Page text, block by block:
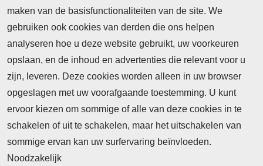
maken van de basisfunctionaliteiten van de site. We
gebruiken ook cookies van derden die ons helpen
analyseren hoe u deze website gebruikt, uw voorkeuren
opslaan, en de inhoud en advertenties die relevant voor u
zijn, leveren. Deze cookies worden alleen in uw browser
opgeslagen met uw voorafgaande toestemming. U kunt
ervoor kiezen om sommige of alle van deze cookies in te
schakelen of uit te schakelen, maar het uitschakelen van
sommige ervan kan uw surfervaring beïnvloeden.
Noodzakelijk